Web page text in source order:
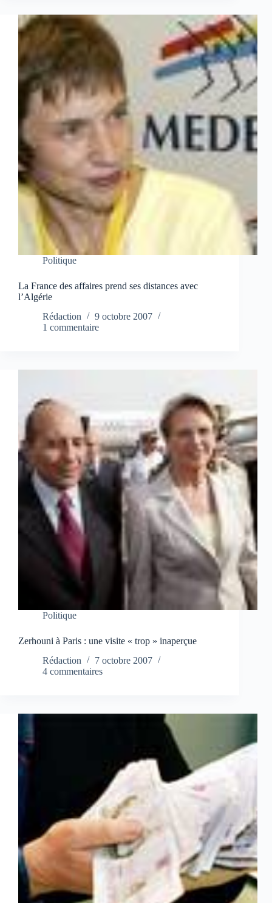
Politique
La France des affaires prend ses distances avec
l’Algérie
Rédaction
9 octobre 2007
1 commentaire
Politique
Zerhouni à Paris : une visite « trop » inaperçue
Rédaction
7 octobre 2007
4 commentaires